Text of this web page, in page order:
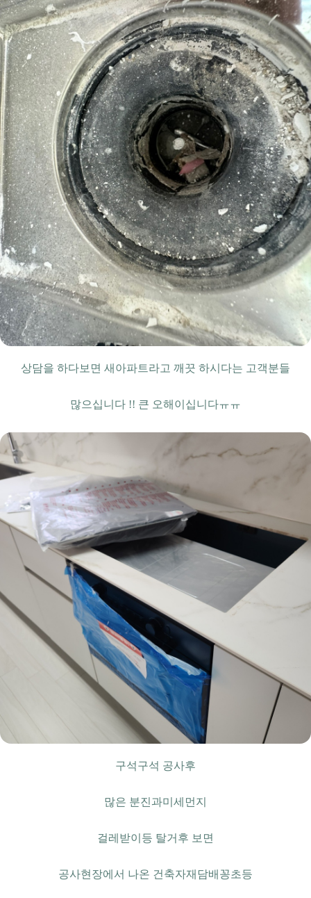
상담을 하다보면 새아파트라고 깨끗 하시다는 고객분들
많으십니다 !! 큰 오해이십니다ㅠㅠ
구석구석 공사후
많은 분진과미세먼지
걸레받이등 탈거후 보면
공사현장에서 나온 건축자재담배꽁초등